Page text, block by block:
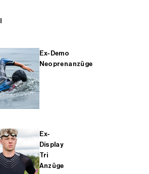
Ex-Demo
Neoprenanzüge
Ex-
Display
Tri
Anzüge